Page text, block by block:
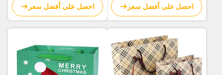
احصل على أفضل سعر
احصل على أفضل سعر